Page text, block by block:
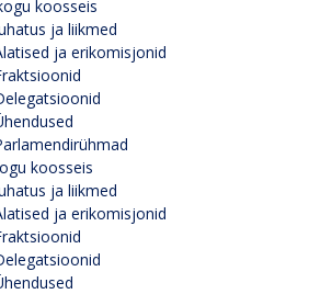
koosseis
ja liikmed
ja erikomisjonid
koosseis
ja liikmed
ja erikomisjonid